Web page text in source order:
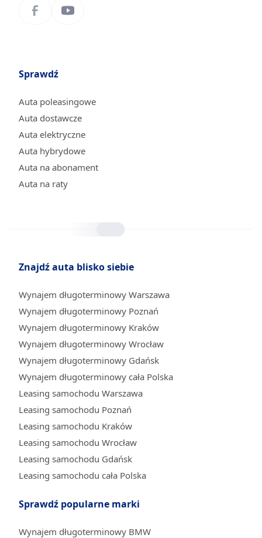
Sprawdź
Auta poleasingowe
Auta dostawcze
Auta elektryczne
Auta hybrydowe
Auta na abonament
Auta na raty
Znajdź auta blisko siebie
Wynajem długoterminowy Warszawa
Wynajem długoterminowy Poznań
Wynajem długoterminowy Kraków
Wynajem długoterminowy Wrocław
Wynajem długoterminowy Gdańsk
Wynajem długoterminowy cała Polska
Leasing samochodu Warszawa
Leasing samochodu Poznań
Leasing samochodu Kraków
Leasing samochodu Wrocław
Leasing samochodu Gdańsk
Leasing samochodu cała Polska
Sprawdź popularne marki
Wynajem długoterminowy BMW